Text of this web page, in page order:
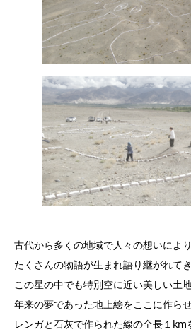
古代から多くの地域で人々の想いによ
たくさんの物語が生まれ語り継がれて
この星の中でも特別空に近い美しい土
年来の夢であった地上絵をここに作ら
レンガと石灰で作られた線の全長１